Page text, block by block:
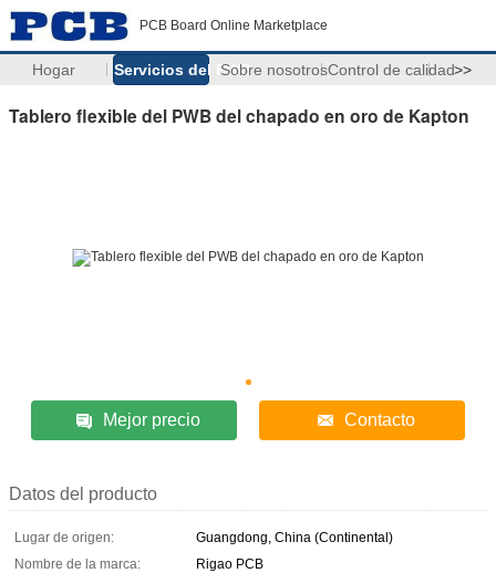
PCB Board Online Marketplace
Hogar Servicios del PWBSobre nosotrosControl de calidad>>
Tablero flexible del PWB del chapado en oro de Kapton
Mejor precio Contacto
Datos del producto
Lugar de origen:
Guangdong, China (Continental)
Nombre de la marca:
Rigao PCB